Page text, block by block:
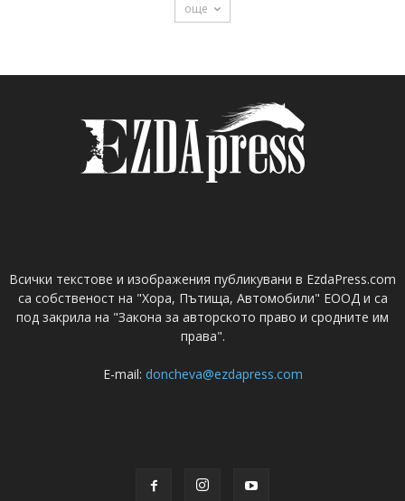
още
Всички текстове и изображения публикувани в EzdaPress.com
са собственост на "Хора, Пътища, Автомобили" ЕООД и са
под закрила на "Закона за авторското право и сродните им
права".
E-mail: doncheva@ezdapress.com